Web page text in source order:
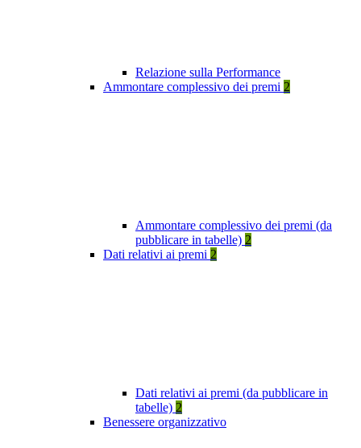
Relazione sulla Performance
Ammontare complessivo dei premi 2
Ammontare complessivo dei premi (da
pubblicare in tabelle) 2
Dati relativi ai premi 2
Dati relativi ai premi (da pubblicare in
tabelle) 2
Benessere organizzativo